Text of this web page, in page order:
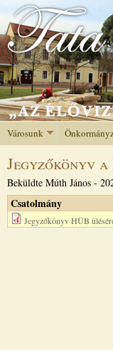
Városunk
Jegyzőkönyv
Beküldte Múth János -
Csatolmány
Jegyzőkönyv HÜB